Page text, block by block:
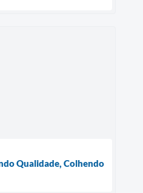
Qualidade, Colhendo